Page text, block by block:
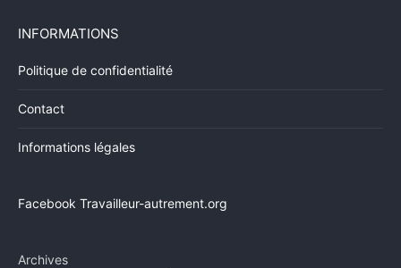
INFORMATIONS
Politique de confidentialité
Contact
Informations légales
Facebook Travailleur-autrement.org
Archives